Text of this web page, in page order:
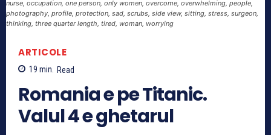
nurse, occupation, one person, only women, overcome, overwhelming, people,
photography, profile, protection, sad, scrubs, side view, sitting, stress, surgeon,
thinking, three quarter length, tired, woman, worrying
ARTICOLE
19 min. Read
Romania e pe Titanic.
Valul 4 e ghetarul